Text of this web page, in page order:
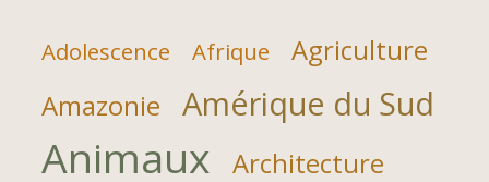
Adolescence Afrique
Agriculture
Amazonie
Amérique du Sud
Animaux Architecture